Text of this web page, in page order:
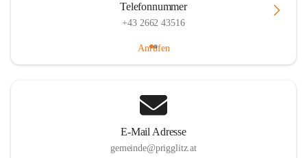
Telefonnummer
+43 2662 43516
Anrufen
E-Mail Adresse
gemeinde@prigglitz.at